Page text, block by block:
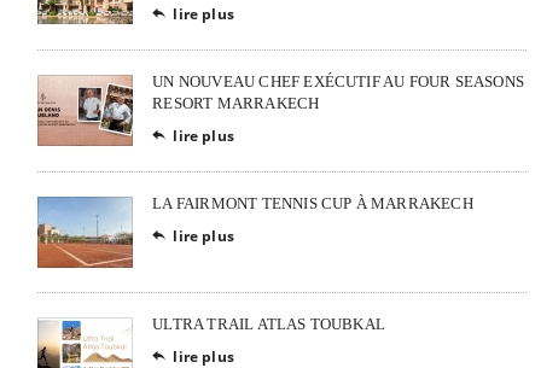
 lire plus
UN NOUVEAU CHEF EXÉCUTIF AU FOUR SEASONS
RESORT MARRAKECH
 lire plus
LA FAIRMONT TENNIS CUP À MARRAKECH
 lire plus
ULTRA TRAIL ATLAS TOUBKAL
 lire plus